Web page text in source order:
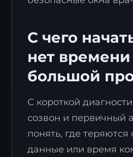
С чего
нет времени
большой
С короткой
созвон и первичный
понять, где
данные или время
Оставьте контакты, и наш
вами для подготовки
трансформации.